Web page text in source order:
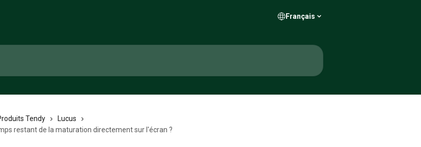
Français
Tendy
Lucus
restant de la maturation directement sur l'écran ?